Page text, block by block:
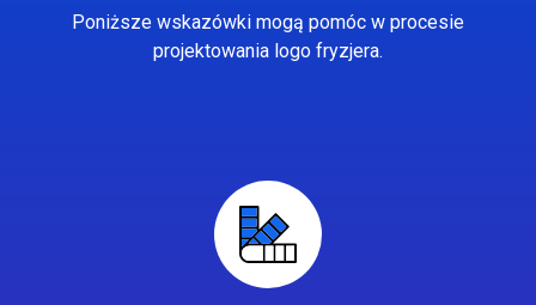
Poniższe wskazówki mogą pomóc w procesie
projektowania logo fryzjera.